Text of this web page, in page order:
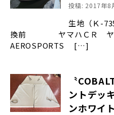
投稿: 2017年8
生地（Ｋ-
換前 ヤマハＣＲ ヤ
AEROSPORTS […]
〝
ントデッ
ンホワイト